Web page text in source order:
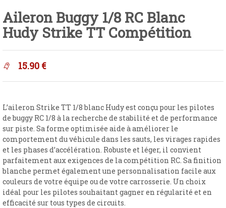
Aileron Buggy 1/8 RC Blanc
Hudy Strike TT Compétition
15.90 €
L’aileron Strike TT 1/8 blanc Hudy est conçu pour les pilotes
de buggy RC 1/8 à la recherche de stabilité et de performance
sur piste. Sa forme optimisée aide à améliorer le
comportement du véhicule dans les sauts, les virages rapides
et les phases d’accélération. Robuste et léger, il convient
parfaitement aux exigences de la compétition RC. Sa finition
blanche permet également une personnalisation facile aux
couleurs de votre équipe ou de votre carrosserie. Un choix
idéal pour les pilotes souhaitant gagner en régularité et en
efficacité sur tous types de circuits.